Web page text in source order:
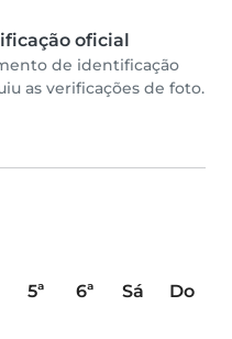
oficial
de identificação
as verificações de foto.
5ª 6ª Sá
Do